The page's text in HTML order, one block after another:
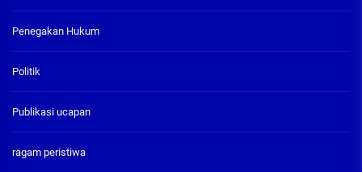
Penegakan Hukum
Politik
Publikasi ucapan
ragam peristiwa